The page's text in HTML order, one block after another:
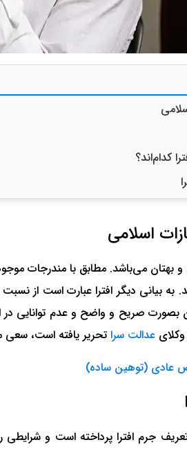
کدام‌اند؟
اسلامی
و بهتان می‌باشد. مطابق با
به بیانی دیگر افترا عبارت است
بصورت صریح و واضح و عدم توانایی
عدالت سراتحریر یافته است، سعی
عادی (توهین ساده)
جرم افترا پرداخته است و